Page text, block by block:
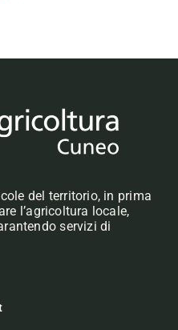
del territorio, in prima
l’agricoltura locale,
servizi di